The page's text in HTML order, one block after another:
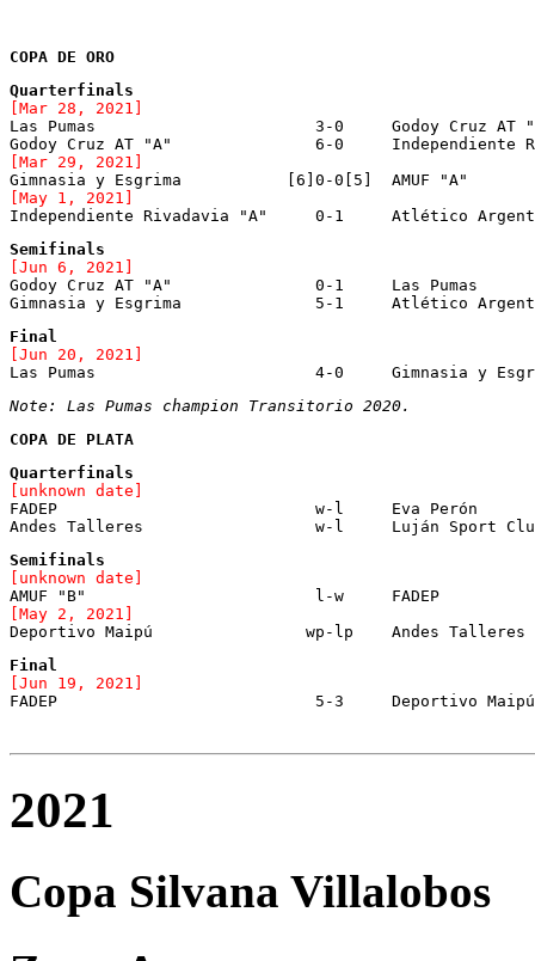
COPA DE ORO
[Mar 28, 2021]
Las Pumas			3-0	Godoy Cruz AT "B"
[Mar 29, 2021]
[May 1, 2021]
Independiente Rivadavia "A"	0-1	Atlético
Semifinals
[Jun 6, 2021]
Godoy Cruz AT "A"		0-1	Las Pumas
Gimnasia y Esgrima		5-1	Atlético
Final
[Jun 20, 2021]
COPA DE PLATA
Quarterfinals
[unknown date]
FADEP			        w-l	Eva Perón			[missing score]
[unknown date]
[May 2, 2021]
Deportivo Maipú		       wp-lp	Andes Talleres
[Jun 19, 2021]
2021
Copa Silvana Villalobos